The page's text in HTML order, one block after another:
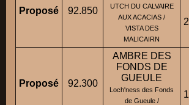
Proposé 92.850
UTCH DU CALVAIRE
AUX ACACIAS /
VISTA DES
MALICAIRN
Proposé 92.300
AMBRE DES
FONDS DE
GUEULE
Loch'ness des Fonds
de Gueule /